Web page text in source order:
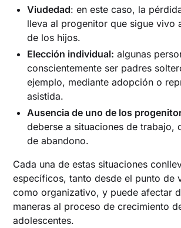
Viudedad: en este caso, la
lleva al progenitor que sigue vivo
de los hijos.
Elección individual: algunas
conscientemente ser padres
ejemplo, mediante adopción o
asistida.
Ausencia de uno de los
deberse a situaciones de trabajo,
de abandono.
Cada una de estas situaciones
específicos, tanto desde el punto de
como organizativo, y puede afectar
maneras al proceso de crecimiento
adolescentes.